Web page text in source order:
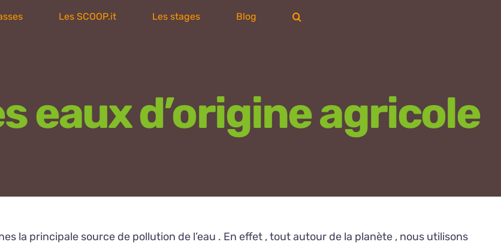
Les SCOOP.it Les stages Blog
eaux d’origine agricole
la principale source de pollution de l’eau . En effet , tout autour de la planète , nous utilisons